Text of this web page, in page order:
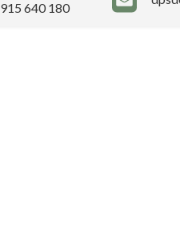
915 640 180